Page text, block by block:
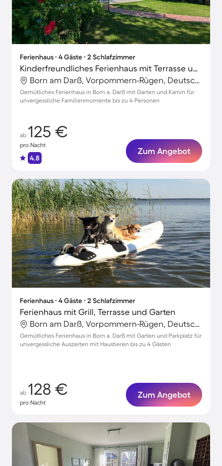
Ferienhaus ∙ 4 Gäste ∙ 2 Schlafzimmer
Kinderfreundliches Ferienhaus mit Terrasse und Garten | Gartenblick | Perfekt für die Arbeit von Zuhause
Born am Darß, Vorpommern-Rügen, Deutschland
Gemütliches Ferienhaus in Born a. Darß mit Garten und Kamin für
unvergessliche Familienmomente bis zu 4 Personen
ab 125 €
pro Nacht
4.8
Zum Angebot
Ferienhaus ∙ 4 Gäste ∙ 2 Schlafzimmer
Ferienhaus mit Grill, Terrasse und Garten
Born am Darß, Vorpommern-Rügen, Deutschland
Gemütliches Ferienhaus in Born a. Darß mit Garten und Parkplatz für
unvergessliche Auszeiten mit Haustieren bis zu 4 Gästen
ab 128 €
pro Nacht
Zum Angebot